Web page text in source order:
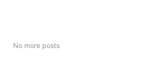
No more posts